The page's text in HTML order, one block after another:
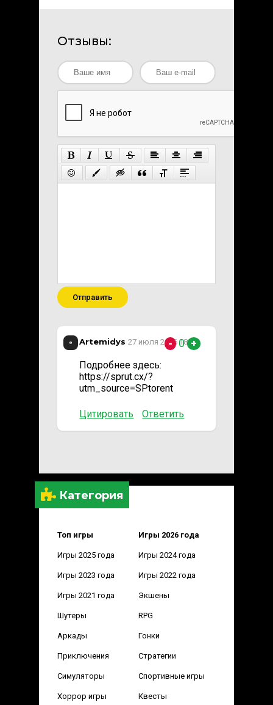
Категория
Топ игры Игры 2026 года
Игры 2025 года Игры 2024 года
Игры 2023 года Игры 2022 года
Игры 2021 года Экшены
Шутеры RPG
Аркады Гонки
Приключения Стратегии
Симуляторы Спортивные игры
Хоррор игры Квесты
Отзывы:
Отправить
Artemidys 27 июля 2026 18:21
Подробнее здесь:
https://sprut.cx/?
utm_source=SPtorent
Цитировать Ответить
- 0 +